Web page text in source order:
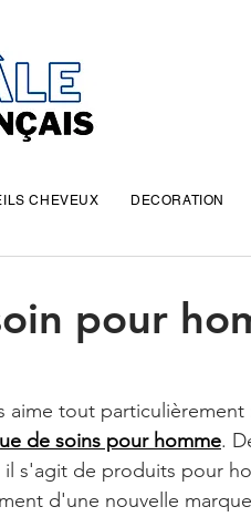
pour
aime tout particulièrement
de soins pour homme.
s'agit de produits pour
d'une nouvelle
CHEVEUX DECORATION